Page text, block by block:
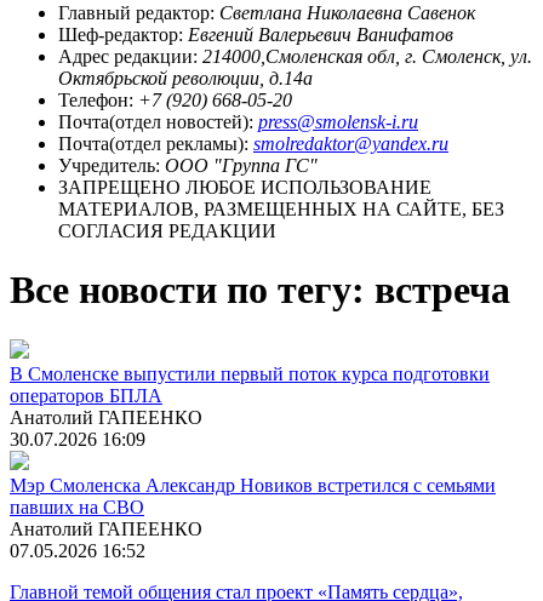
Главный редактор: Светлана Николаевна Савенок
Шеф-редактор: Евгений Валерьевич Ванифатов
Адрес редакции: 214000,Смоленская обл, г. Смоленск, ул.
Октябрьской революции, д.14а
Телефон: +7 (920) 668-05-20
Почта(отдел новостей): press@smolensk-i.ru
Почта(отдел рекламы): smolredaktor@yandex.ru
Учредитель: ООО "Группа ГС"
ЗАПРЕЩЕНО ЛЮБОЕ ИСПОЛЬЗОВАНИЕ
МАТЕРИАЛОВ, РАЗМЕЩЕННЫХ НА САЙТЕ, БЕЗ
СОГЛАСИЯ РЕДАКЦИИ
Все новости по тегу: встреча
В Смоленске выпустили первый поток курса подготовки
операторов БПЛА
Анатолий ГАПЕЕНКО
30.07.2026 16:09
Мэр Смоленска Александр Новиков встретился с семьями
павших на СВО
Анатолий ГАПЕЕНКО
07.05.2026 16:52
Главной темой общения стал проект «Память сердца»,